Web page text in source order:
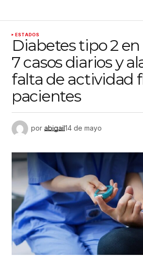
ESTADOS
Diabetes tipo 2
7 casos diarios y
falta de actividad
pacientes
por abigail14 de mayo